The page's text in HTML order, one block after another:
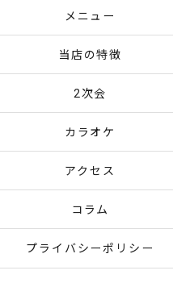
メニュー
当店の特徴
2次会
カラオケ
アクセス
コラム
プライバシーポリシー